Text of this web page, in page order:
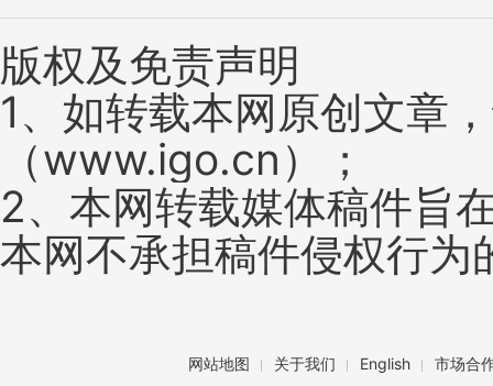
版权及免责声明
1、如转载本网原创文章
（www.igo.cn）；
2、本网转载媒体稿件旨
本网不承担稿件侵权行为
网站地图 关于我们 English 市场合